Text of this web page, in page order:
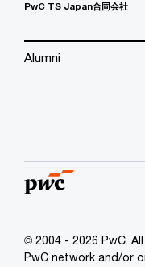
PwC TS Japan合同会社
Alumni
© 2004 - 2026 PwC.
PwC network and/or